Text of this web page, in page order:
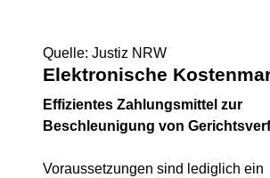
Quelle: Justiz NRW
Elektronische
Effizientes Zahlungsmittel zur
Beschleunigung von
Voraussetzungen sind lediglich ein